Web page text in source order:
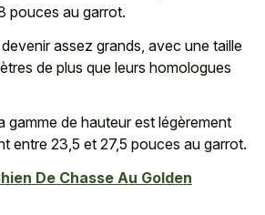
pouces au garrot.
assez grands, avec une taille
de plus que leurs homologues
gamme de hauteur est légèrement
entre 23,5 et 27,5 pouces au garrot.
De Chasse Au Golden